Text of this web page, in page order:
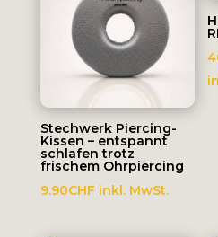
Stechwerk Piercing-
Kissen – entspannt
schlafen trotz
frischem Ohrpiercing
9.90CHF inkl. MwSt.